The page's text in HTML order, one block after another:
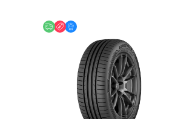
უფასო მიწოდება
ფასდაკლება